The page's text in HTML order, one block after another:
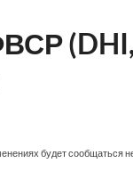
будет сообщаться